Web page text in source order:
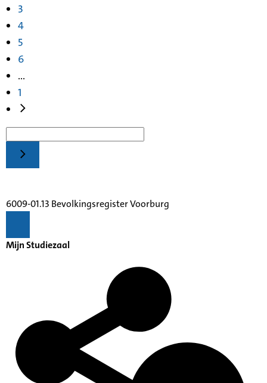
3
4
5
6
...
1
6009-01.13 Bevolkingsregister Voorburg
Mijn Studiezaal